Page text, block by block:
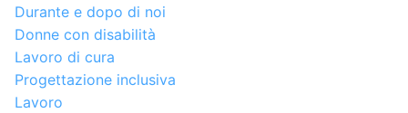
Durante e dopo di noi
Donne con disabilità
Lavoro di cura
Progettazione inclusiva
Lavoro